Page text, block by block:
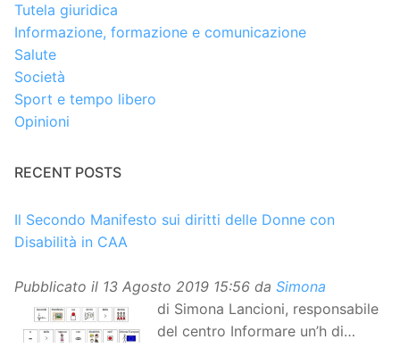
Tutela giuridica
Informazione, formazione e comunicazione
Salute
Società
Sport e tempo libero
Opinioni
RECENT POSTS
Il Secondo Manifesto sui diritti delle Donne con
Disabilità in CAA
Pubblicato il 13 Agosto 2019 15:56 da Simona
di Simona Lancioni, responsabile
del centro Informare un’h di